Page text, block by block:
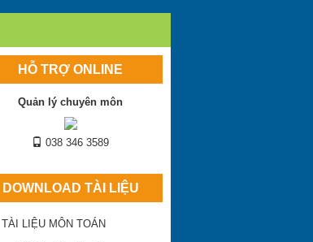
HỖ TRỢ ONLINE
Quản lý chuyên môn
038 346 3589
DOWNLOAD TÀI LIỆU
TÀI LIỆU MÔN TOÁN